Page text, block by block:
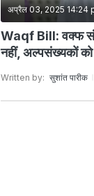
अप्रैल 03, 2025 14:24
Waqf Bill: वक्फ
नहीं, अल्पसंख्यकों को
Written by: सुशांत पारीक